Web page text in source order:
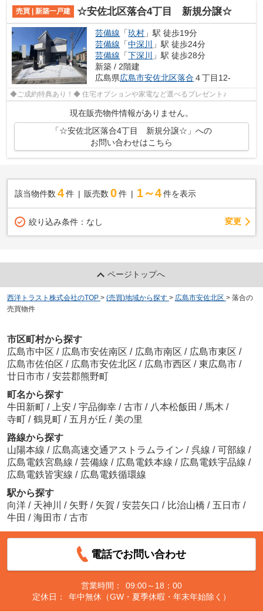
売買 | 新築一戸建 ☆安佐北区落合4丁目 新規分譲☆
芸備線 「玖村 」駅 徒歩19分
芸備線 「中深川
」駅 徒歩24分
芸備線 「下深川
」駅 徒歩28分
新築 / 2階建
広島県広島市安佐北区落合 ４丁目12-
◆ご成約特典あり！◆ 住宅オプションや家電など選べるプレゼント♪
現在販売物件情報がありません。
「☆安佐北区落合4丁目 新規分譲☆」への
お問い合わせはこちら
該当物件数 4件 販売数 0 件 1～4 件を表示
絞り込み条件： なし 変更
ページトップへ
西洋トラスト株式会社のTOP > (売買)地域から探す > 広島市安佐北区 > 落合の
売買物件
市区町村から探す
広島市中区 / 広島市安佐南区 / 広島市南区 / 広島市東区 /
広島市佐伯区 / 広島市安佐北区 / 広島市西区 / 東広島市 /
廿日市市 / 安芸郡熊野町
町名から探す
牛田新町 / 上安 / 宇品御幸 / 古市 / 八本松飯田 / 馬木 /
寺町 / 鶴見町 / 五月が丘 / 美の里
路線から探す
山陽本線 / 広島高速交通アストラムライン / 呉線 / 可部線 /
広島電鉄宮島線 / 芸備線 / 広島電鉄本線 / 広島電鉄宇品線 /
広島電鉄皆実線 / 広島電鉄循環線
駅から探す
向洋 / 天神川 / 矢野 / 矢賀 / 安芸矢口 / 比治山橋 / 五日市 /
牛田 / 海田市 / 古市
電話でお問い合わせ
営業時間：
09:00～18：00
定休日：
年中無休（GW・夏季休暇・年末年始除く）